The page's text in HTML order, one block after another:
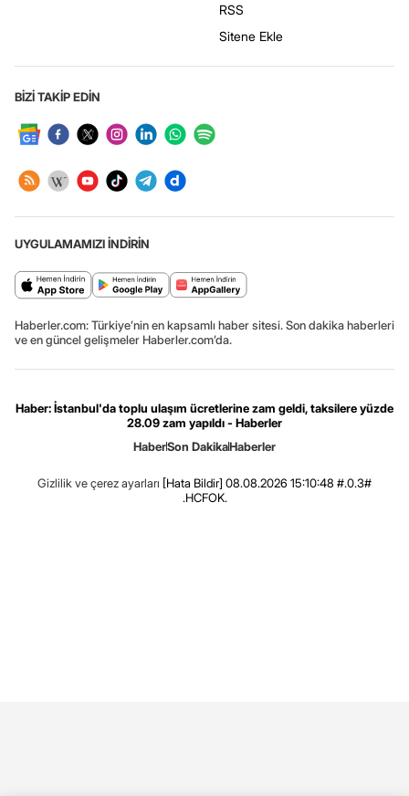
RSS
Sitene Ekle
BİZİ TAKİP EDİN
UYGULAMAMIZI İNDİRİN
Haberler.com: Türkiye’nin en kapsamlı haber sitesi. Son dakika haberleri
ve en güncel gelişmeler Haberler.com’da.
Haber: İstanbul'da toplu ulaşım ücretlerine zam geldi, taksilere yüzde
28.09 zam yapıldı - Haberler
HaberSon DakikaHaberler
Gizlilik ve çerez ayarları [Hata Bildir] 08.08.2026 15:10:48 #.0.3#
.HCFOK.